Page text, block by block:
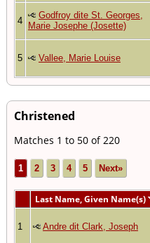
4
Godfroy dite St. Georges,
Marie Josephe (Josette)
5 Vallee, Marie Louise
Christened
Matches 1 to 50 of 220
1 2 3 4 5 Next»
Last Name, Given Name(s)
1 Andre dit Clark, Joseph